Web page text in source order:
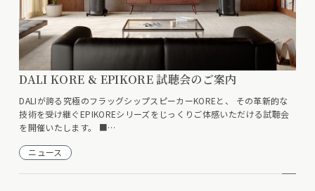
DALI KORE & EPIKORE 試聴会のご案内
DALIが誇る究極のフラッグシップスピーカーKOREと、 その革新的な
技術を受け継ぐEPIKOREシリーズをじっくりご体感いただける試聴会
を開催いたします。 ■…
ニュース